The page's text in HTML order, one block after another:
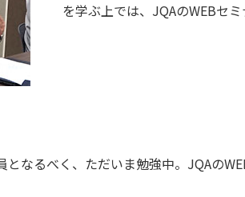
を学ぶ上では、JQAのWEBセ
なるべく、ただいま勉強中。JQAの